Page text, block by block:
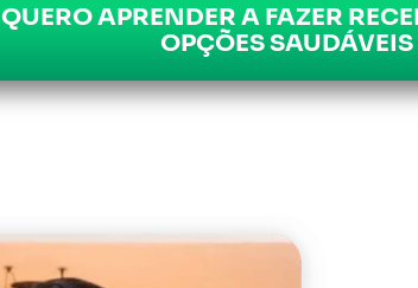
QUERO APRENDER A FAZER
OPÇÕES